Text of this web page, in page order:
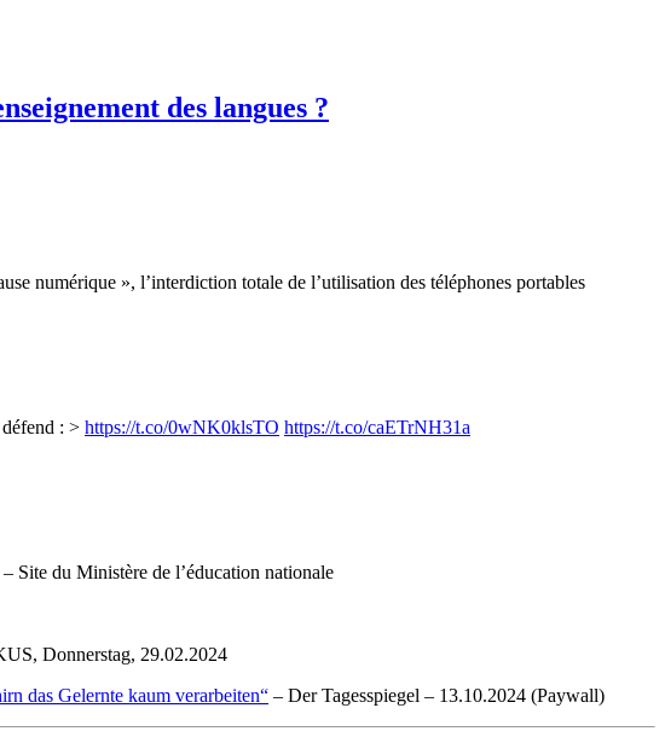
des langues ?
numérique », l’interdiction totale de l’utilisation des téléphones portables
: > https://t.co/0wNK0klsTO https://t.co/caETrNH31a
– Site du Ministère de l’éducation nationale
Donnerstag, 29.02.2024
das Gelernte kaum verarbeiten“ – Der Tagesspiegel – 13.10.2024 (Paywall)